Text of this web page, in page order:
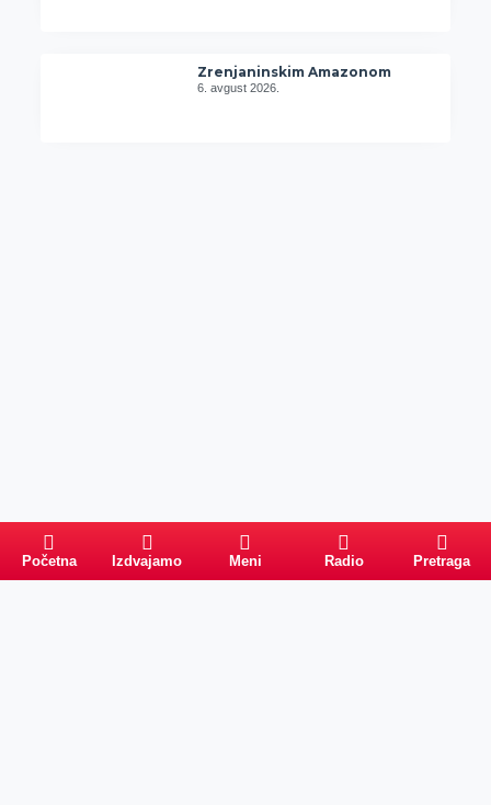
Zrenjaninskim Amazonom
6. avgust 2026.
Početna Izdvajamo Meni Radio Pretraga